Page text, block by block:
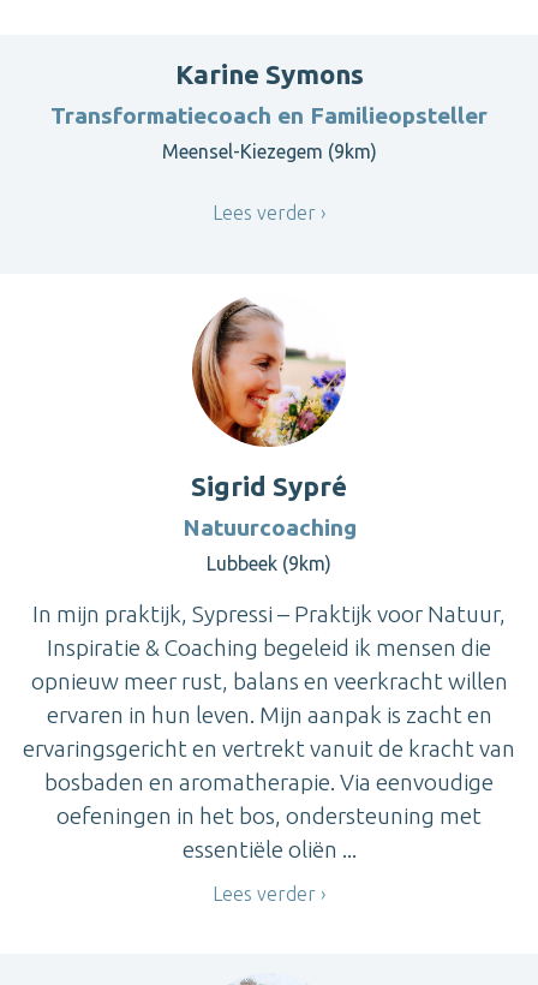
Karine Symons
Transformatiecoach en Familieopsteller
Meensel-Kiezegem (9km)
Lees verder
Sigrid Sypré
Natuurcoaching
Lubbeek (9km)
In mijn praktijk, Sypressi – Praktijk voor Natuur,
Inspiratie & Coaching begeleid ik mensen die
opnieuw meer rust, balans en veerkracht willen
ervaren in hun leven. Mijn aanpak is zacht en
ervaringsgericht en vertrekt vanuit de kracht van
bosbaden en aromatherapie. Via eenvoudige
oefeningen in het bos, ondersteuning met
essentiële oliën ...
Lees verder